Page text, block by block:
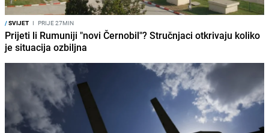
/SVIJET I PRIJE 27MIN
Prijeti li Rumuniji "novi Černobil"? Stručnjaci otkrivaju koliko
je situacija ozbiljna